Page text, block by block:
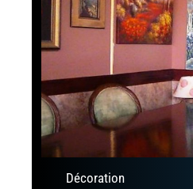
Décoration